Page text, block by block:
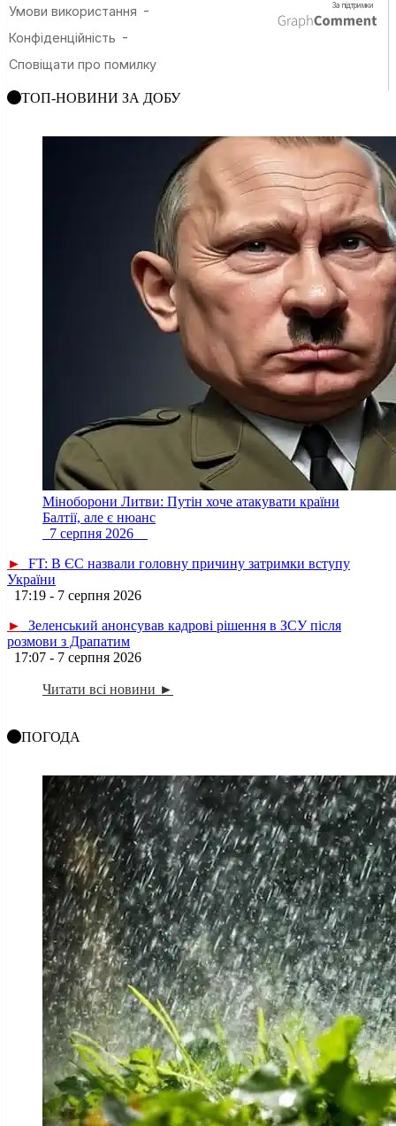
ТОП-НОВИНИ ЗА ДОБУ
Міноборони Литви: Путін хоче атакувати країни
Балтії, але є нюанс
7 серпня 2026
►
FT: В ЄС назвали головну причину затримки вступу
України
17:19 - 7 серпня 2026
►
Зеленський анонсував кадрові рішення в ЗСУ після
розмови з Драпатим
17:07 - 7 серпня 2026
Читати всі новини ►
ПОГОДА